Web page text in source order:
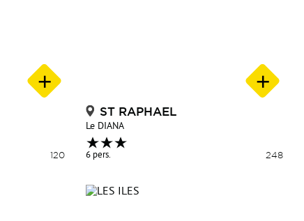
120
ST RAPHAEL
Le DIANA
6 pers. 248